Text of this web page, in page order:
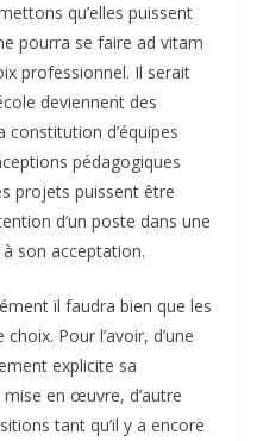
qu’elles puissent
pourra se faire ad vitam
professionnel. Il serait
deviennent des
d’équipes
pédagogiques
projets puissent être
d’un poste dans une
son acceptation.
il faudra bien que les
Pour l’avoir, d’une
explicite sa
en œuvre, d’autre
tant qu’il y a encore